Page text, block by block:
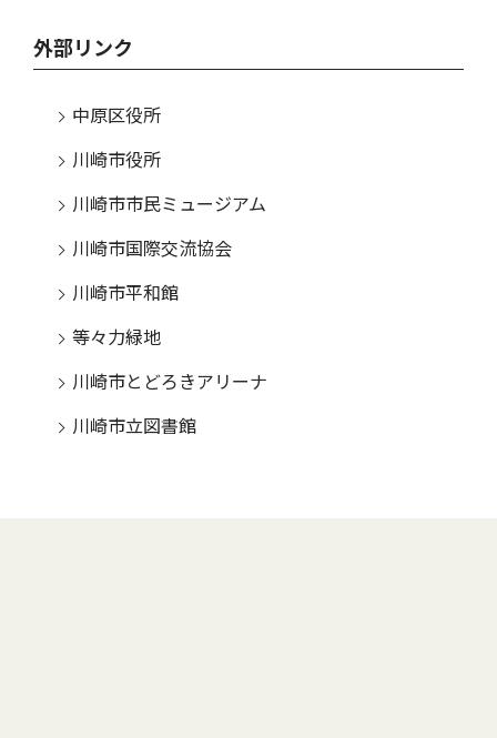
外部リンク
中原区役所
川崎市役所
川崎市市民ミュージアム
川崎市国際交流協会
川崎市平和館
等々力緑地
川崎市とどろきアリーナ
川崎市立図書館